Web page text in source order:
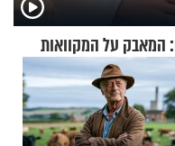
על המקוואות